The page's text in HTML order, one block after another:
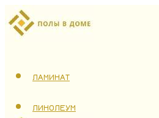
ЛАМИНАТ
ЛИНОЛЕУМ